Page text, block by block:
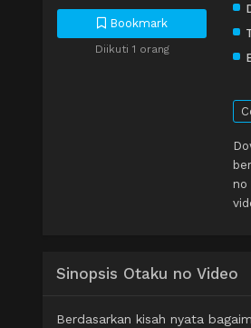
Bookmark
Diikuti 1 orang
no
Sinopsis Otaku no Video
Berdasarkan kisah nyata